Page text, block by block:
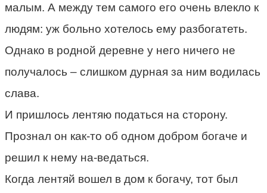
малым. А между тем самого его очень влекло к
людям: уж больно хотелось ему разбогатеть.
Однако в родной деревне у него ничего не
получалось – слишком дурная за ним водилась
слава.
И пришлось лентяю податься на сторону.
Прознал он как-то об одном добром богаче и
решил к нему на-ведаться.
Когда лентяй вошел в дом к богачу, тот был